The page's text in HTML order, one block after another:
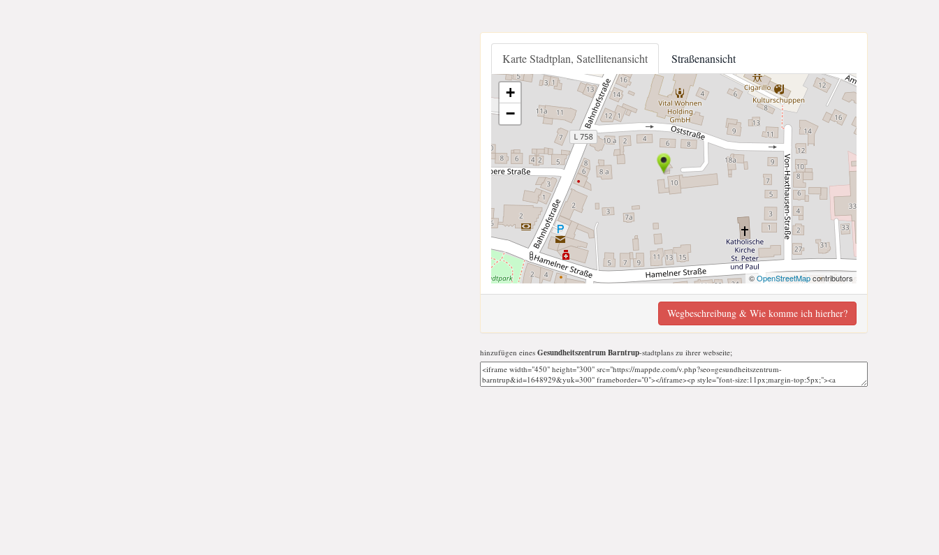
Karte Stadtplan, Satellitenansicht Straßenansicht
+
−
©OpenStreetMapcontributors
Wegbeschreibung & Wie komme ich hierher?
hinzufügen eines Gesundheitszentrum Barntrup-stadtplans zu ihrer webseite;